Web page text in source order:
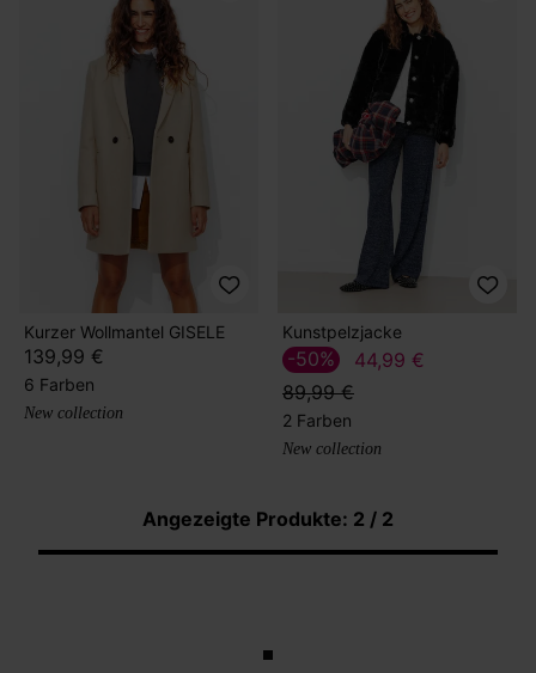
Kurzer Wollmantel GISELE
139,99 €
6 Farben
New collection
Kunstpelzjacke
44,99 €
89,99 €
-50%
2 Farben
New collection
Angezeigte Produkte: 2 / 2